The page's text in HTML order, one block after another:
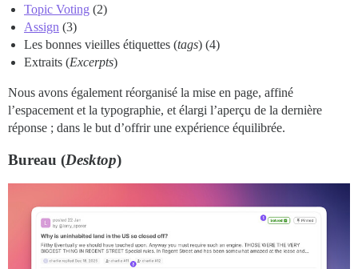
Topic Voting (2)
Assign (3)
Les bonnes vieilles étiquettes (tags) (4)
Extraits (Excerpts)
Nous avons également réorganisé la mise en page, affiné
l’espacement et la typographie, et élargi l’aperçu de la dernière
réponse ; dans le but d’offrir une expérience équilibrée.
Bureau (Desktop)